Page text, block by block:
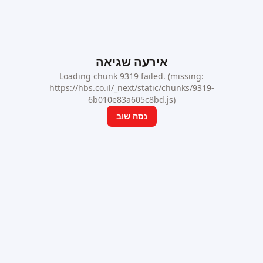
אירעה שגיאה
Loading chunk 9319 failed. (missing:
https://hbs.co.il/_next/static/chunks/9319-
6b010e83a605c8bd.js)